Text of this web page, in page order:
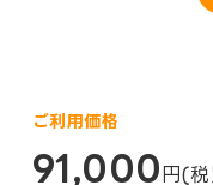
ご利用価格
91,000 円(